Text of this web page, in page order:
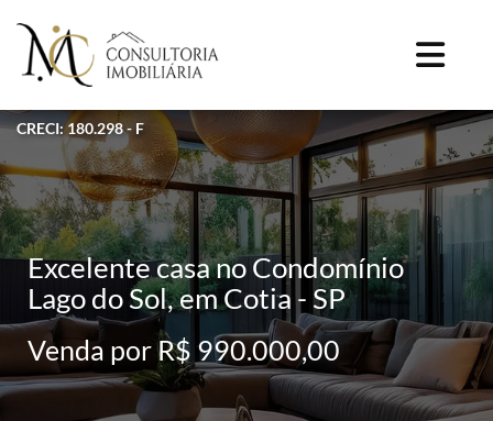
CRECI: 180.298 - F
Excelente casa no Condomínio
Lago do Sol, em Cotia - SP
Venda por R$ 990.000,00